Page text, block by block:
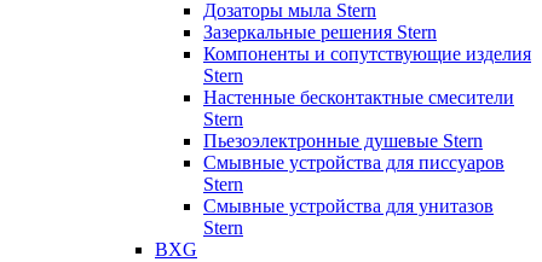
Дозаторы мыла Stern
Зазеркальные решения Stern
Компоненты и сопутствующие изделия
Stern
Настенные бесконтактные смесители
Stern
Пьезоэлектронные душевые Stern
Смывные устройства для писсуаров
Stern
Смывные устройства для унитазов
Stern
BXG